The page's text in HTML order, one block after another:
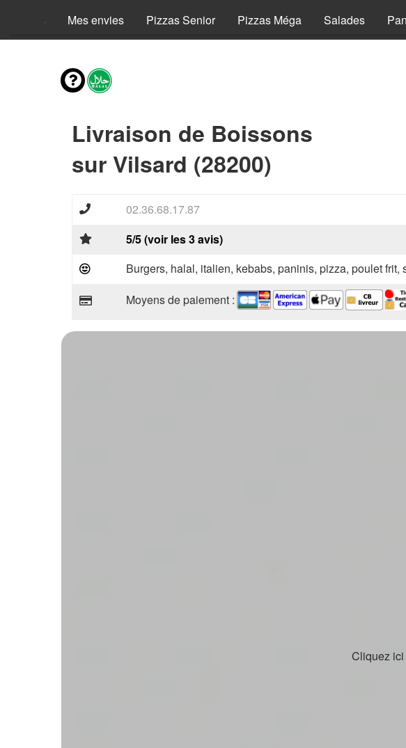
Menus Mes envies Pizzas Senior Pizzas Méga Salades
Livraison de Boissons
sur Vilsard (28200)
02.36.68.17.87
5/5 (voir les 3 avis)
Burgers, halal, italien, kebabs, paninis, pizza, poulet
Moyens de paiement :
Cliquez